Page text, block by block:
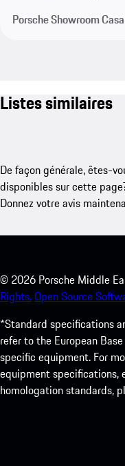
Porsche Showroom
Listes similaires
De façon générale, êtes-
disponibles sur cette
Donnez votre avis
© 2026 Porsche Middle
Rights.Open Source
*Standard specifications
refer to the European
specific equipment. For
equipment specifications,
homologation standards,